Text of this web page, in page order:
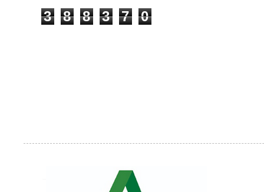
3 8 8 3 7 0